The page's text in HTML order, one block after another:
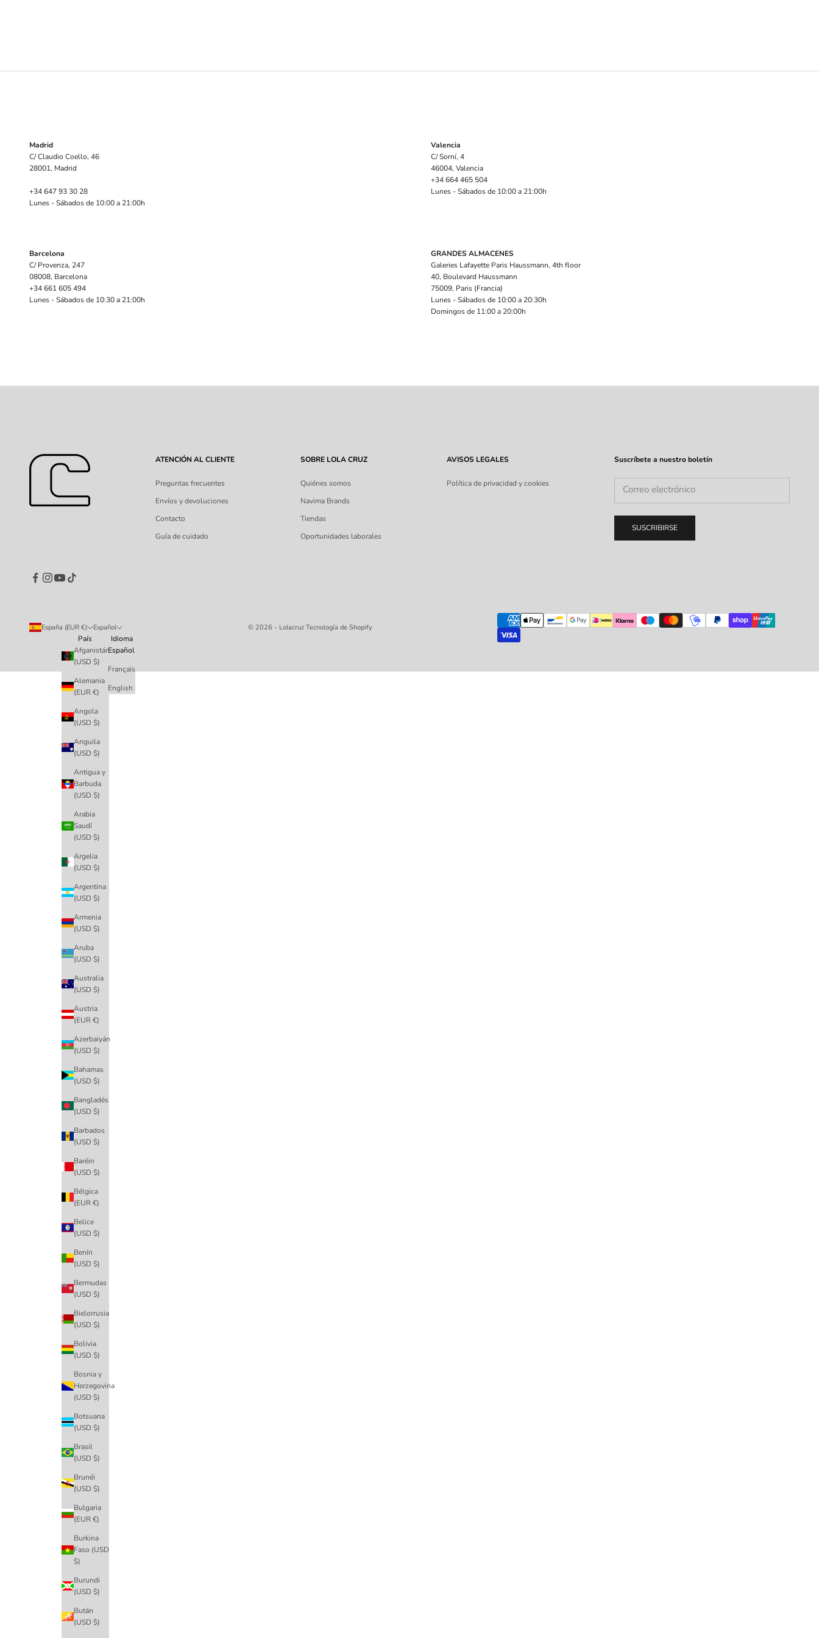
Madrid
C/ Claudio Coello, 46
28001, Madrid
+34 647 93 30 28
Lunes - Sábados de 10:00 a 21:00h
Valencia
C/ Sorní, 4
46004, Valencia
+34 664 465 504
Lunes - Sábados de 10:00 a 21:00h
Barcelona
C/ Provenza, 247
08008, Barcelona
+34 661 605 494
Lunes - Sábados de 10:30 a 21:00h
GRANDES ALMACENES
Galeries Lafayette Paris Haussmann, 4th floor
40, Boulevard Haussmann
75009, Paris (Francia)
Lunes - Sábados de 10:00 a 20:30h
Domingos de 11:00 a 20:00h
ATENCIÓN AL CLIENTE
Preguntas frecuentes
Envíos y devoluciones
Contacto
Guía de cuidado
SOBRE LOLA CRUZ
Quiénes somos
Navima Brands
Tiendas
Oportunidades laborales
AVISOS LEGALES
Política de privacidad y cookies
Suscríbete a nuestro boletín
SUSCRIBIRSE
España (EUR €)
País
Afganistán
(USD $)
Alemania
(EUR €)
Angola
(USD $)
Anguila
(USD $)
Antigua y
Barbuda
(USD $)
Arabia
Saudí
(USD $)
Argelia
(USD $)
Argentina
(USD $)
Armenia
(USD $)
Aruba
(USD $)
Australia
(USD $)
Austria
(EUR €)
Azerbaiyán
(USD $)
Bahamas
(USD $)
Bangladés
(USD $)
Barbados
(USD $)
Baréin
(USD $)
Bélgica
(EUR €)
Belice
(USD $)
Benín
(USD $)
Bermudas
(USD $)
Bielorrusia
(USD $)
Bolivia
(USD $)
Bosnia y
Herzegovina
(USD $)
Botsuana
(USD $)
Brasil
(USD $)
Brunéi
(USD $)
Bulgaria
(EUR €)
Burkina
Faso (USD
$)
Burundi
(USD $)
Bután
(USD $)
Español
Idioma
Español
Français
English
© 2026 - Lolacruz Tecnología de Shopify